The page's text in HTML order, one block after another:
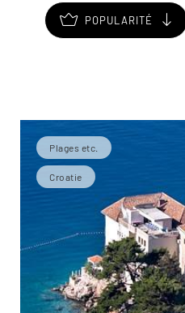
POPULARITÉ
Plages etc.
Croatie